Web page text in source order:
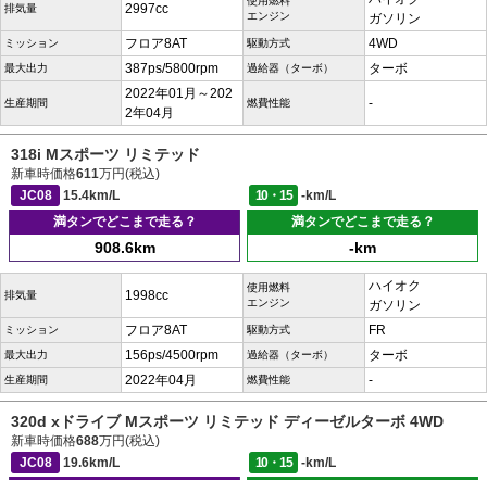
排気量 2997cc
エンジン
ガソリン
ミッション フロア8AT 駆動方式 4WD
最大出力 387ps/5800rpm 過給器（ターボ） ターボ
生産期間
2022年01月～202
2年04月
燃費性能 -
318i Mスポーツ リミテッド
新車時価格611万円(税込)
JC08
15.4km/L 10・15
-km/L
満タンでどこまで走る？
908.6km
満タンでどこまで走る？
-km
排気量 1998cc
使用燃料
エンジン
ハイオク
ガソリン
ミッション フロア8AT 駆動方式 FR
最大出力 156ps/4500rpm 過給器（ターボ） ターボ
生産期間 2022年04月 燃費性能 -
320d xドライブ Mスポーツ リミテッド ディーゼルターボ 4WD
新車時価格688万円(税込)
JC08
19.6km/L 10・15
-km/L